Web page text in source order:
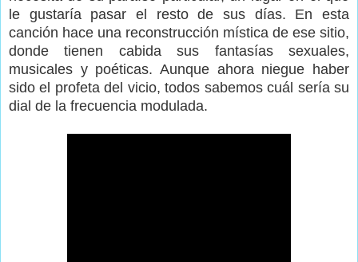
le gustaría pasar el resto de sus días. En esta
canción hace una reconstrucción mística de ese sitio,
donde tienen cabida sus fantasías sexuales,
musicales y poéticas. Aunque ahora niegue haber
sido el profeta del vicio, todos sabemos cuál sería su
dial de la frecuencia modulada.